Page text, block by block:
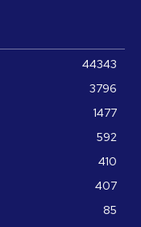
44343
3796
1477
592
410
407
85